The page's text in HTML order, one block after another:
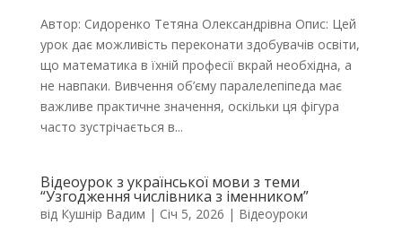
Автор: Сидоренко Тетяна Олександрівна Опис: Цей
урок дає можливість переконати здобувачів освіти,
що математика в їхній професії вкрай необхідна, а
не навпаки. Вивчення об’єму паралелепіпеда має
важливе практичне значення, оскільки ця фігура
часто зустрічається в...
Відеоурок з української мови з теми
“Узгодження числівника з іменником”
від Кушнір Вадим | Січ 5, 2026 | Відеоуроки